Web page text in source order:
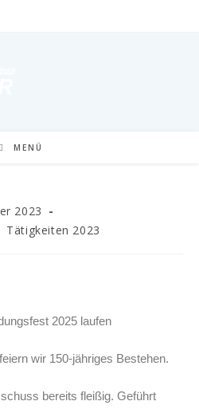
MENÜ
2023
Tätigkeiten 2023
2025 laufen
wir 150-jähriges Bestehen.
bereits fleißig. Geführt